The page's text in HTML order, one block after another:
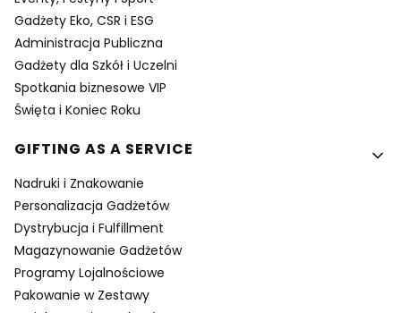
Gadżety Eko, CSR i ESG
Administracja Publiczna
Gadżety dla Szkół i Uczelni
Spotkania biznesowe VIP
Święta i Koniec Roku
GIFTING AS A SERVICE
Nadruki i Znakowanie
Personalizacja Gadżetów
Dystrybucja i Fulfillment
Magazynowanie Gadżetów
Programy Lojalnościowe
Pakowanie w Zestawy